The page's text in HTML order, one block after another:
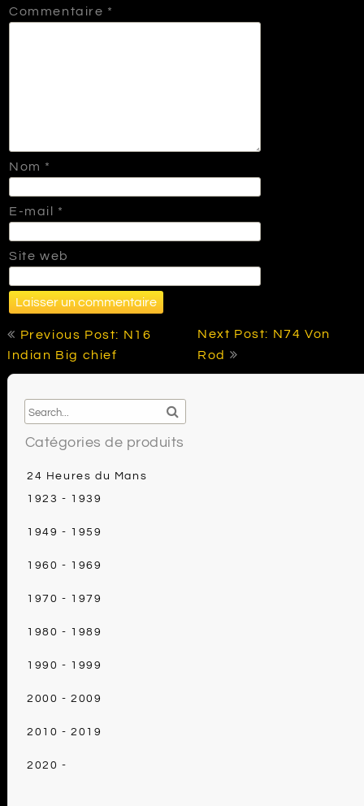
Commentaire *
Nom *
E-mail *
Site web
Navigation
de
l’article
Previous Post: N16
Indian Big chief
Next Post: N74 Von
Rod
Catégories de produits
24 Heures du Mans
1923 - 1939
1949 - 1959
1960 - 1969
1970 - 1979
1980 - 1989
1990 - 1999
2000 - 2009
2010 - 2019
2020 -